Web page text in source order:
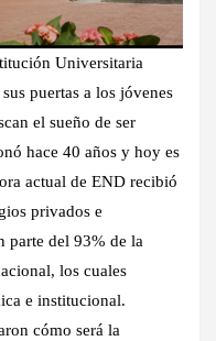
Universitaria
puertas a los jóvenes
el sueño de ser
hace 40 años y hoy es
actual de END recibió
privados e
parte del 93% de la
los cuales
e institucional.
cómo será la